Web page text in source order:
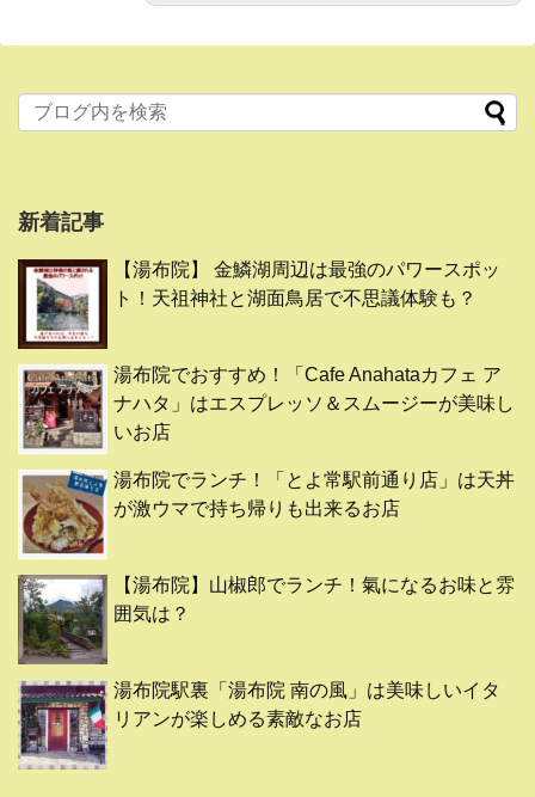
新着記事
【湯布院】 金鱗湖周辺は最強のパワースポッ
ト！天祖神社と湖面鳥居で不思議体験も？
湯布院でおすすめ！「Cafe Anahataカフェ ア
ナハタ」はエスプレッソ＆スムージーが美味し
いお店
湯布院でランチ！「とよ常駅前通り店」は天丼
が激ウマで持ち帰りも出来るお店
【湯布院】山椒郎でランチ！氣になるお味と雰
囲気は？
湯布院駅裏「湯布院 南の風」は美味しいイタ
リアンが楽しめる素敵なお店